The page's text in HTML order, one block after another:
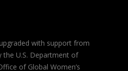
with support from
the U.S. Department of
of Global Women’s